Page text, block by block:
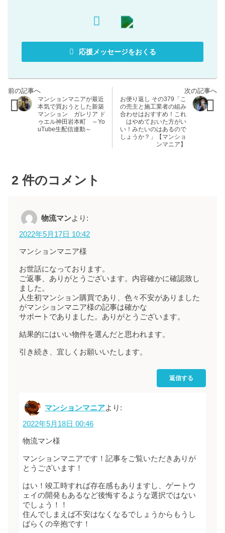
応援メッセージをおくる
マンションマニアが最近
本気で買おうとした新築
マンション ガレリア ド
ゥエル神田岩本町 ～Yo
uTube生配信連動～
お便り返し その379「こ
の売主と施工業者の組み
合わせはおすすめ！これ
はやめておいた方がい
い！みたいのはあるので
しょうか？」【マンショ
ンマニア】
2 件のコメント
物流マンより:
2022年5月17日 10:42
マンションマニア様
お世話になっております。
ご返事、ありがとうございます。内容確かに確認致し
ました。
人生初マンション購買であり、色々不安がありました
がマンションマニア様の記事は確かな
サポートでありました。ありがとうございます。
結果的にはいい物件を選んだと思われます。
引き続き、宜しくお願いいたします。
返信する
マンションマニアより:
2022年5月18日 00:46
物流マン様
マンションマニアです！記事をご覧いただきありが
とうございます！
はい！竣工時すれば存在感もありますし、ゲートウ
ェイの開発もあるなど後悔するような選択ではない
でしょう！！
住んでしまえば不安はなくなるでしょうからもうし
ばらくの辛抱です！